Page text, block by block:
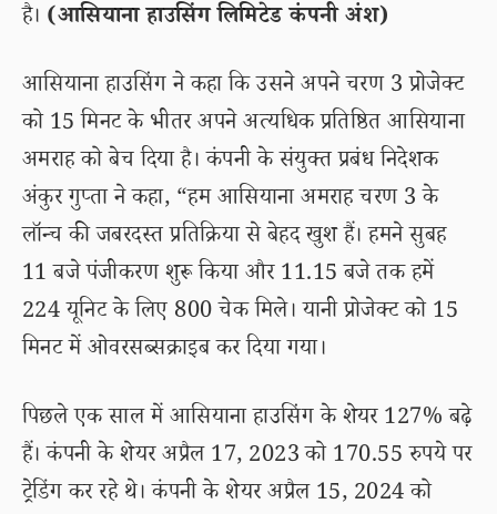
है। (आसियाना हाउसिंग लिमिटेड कंपनी अंश)
आसियाना हाउसिंग ने कहा कि उसने अपने चरण 3 प्रोजेक्ट
को 15 मिनट के भीतर अपने अत्यधिक प्रतिष्ठित आसियाना
अमराह को बेच दिया है। कंपनी के संयुक्त प्रबंध निदेशक
अंकुर गुप्ता ने कहा, “हम आसियाना अमराह चरण 3 के
लॉन्च की जबरदस्त प्रतिक्रिया से बेहद खुश हैं। हमने सुबह
11 बजे पंजीकरण शुरू किया और 11.15 बजे तक हमें
224 यूनिट के लिए 800 चेक मिले। यानी प्रोजेक्ट को 15
मिनट में ओवरसब्सक्राइब कर दिया गया।
पिछले एक साल में आसियाना हाउसिंग के शेयर 127% बढ़े
हैं। कंपनी के शेयर अप्रैल 17, 2023 को 170.55 रुपये पर
ट्रेडिंग कर रहे थे। कंपनी के शेयर अप्रैल 15, 2024 को